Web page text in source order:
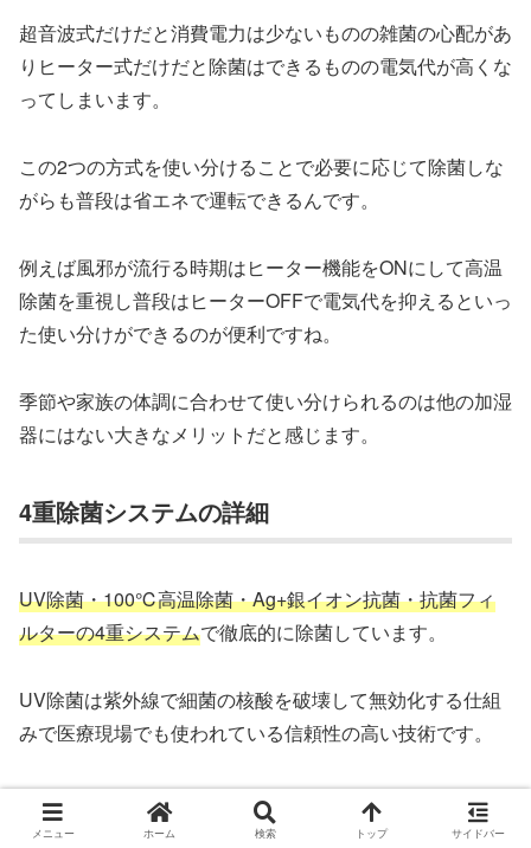
超音波式だけだと消費電力は少ないものの雑菌の心配があ
りヒーター式だけだと除菌はできるものの電気代が高くな
ってしまいます。
この2つの方式を使い分けることで必要に応じて除菌しな
がらも普段は省エネで運転できるんです。
例えば風邪が流行る時期はヒーター機能をONにして高温
除菌を重視し普段はヒーターOFFで電気代を抑えるといっ
た使い分けができるのが便利ですね。
季節や家族の体調に合わせて使い分けられるのは他の加湿
器にはない大きなメリットだと感じます。
4重除菌システムの詳細
UV除菌・100℃高温除菌・Ag+銀イオン抗菌・抗菌フィ
ルターの4重システムで徹底的に除菌しています。
UV除菌は紫外線で細菌の核酸を破壊して無効化する仕組
みで医療現場でも使われている信頼性の高い技術です。
高温除菌は水温を100℃まで加熱することで熱に弱い細菌
やウイルスを死滅させる最も確実な除菌方法の一つでしょ
メニュー ホーム 検索 トップ サイドバー